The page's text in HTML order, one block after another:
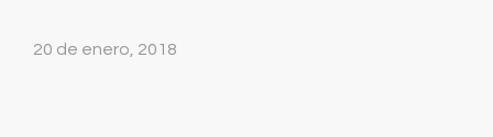
20 de enero, 2018